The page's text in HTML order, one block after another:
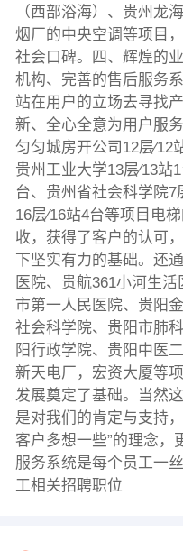
（西部浴海）、贵州龙
烟厂的中央空调等项目
社会口碑。四、辉煌的
机构、完善的售后服务
站在用户的立场去寻找
新、全心全意为用户服
匀匀城房开公司12层∕12
贵州工业大学13层∕13站
台、贵州省社会科学院7
16层∕16站4台等项目电
收，获得了客户的认可
下坚实有力的基础。还
医院、贵航361小河生
市第一人民医院、贵阳
社会科学院、贵阳市肺
阳行政学院、贵阳中医
新天电厂，宏资大厦等
发展奠定了基础。当然
是对我们的肯定与支持
客户多想一些”的理念，
服务系统是每个员工一
工相关招聘职位